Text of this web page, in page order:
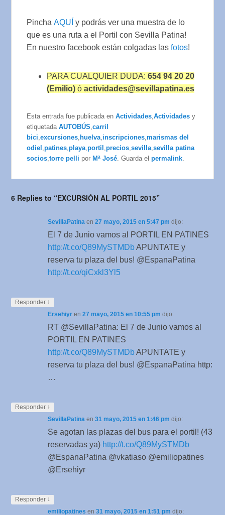
PinchaAQUÍy podrás ver una muestra de lo
que es una ruta a el Portil con Sevilla Patina!
En nuestro facebook están colgadas lasfotos!
PARA CUALQUIER DUDA:654 94 20 20
(Emilio) óactividades@sevillapatina.es
Esta entrada fue publicada enActividades,Actividades y
etiquetadaAUTOBÚS,carril
bici,excursiones, huelva,inscripciones,marismas del
odiel ,patines,playa,portil ,precios,sevilla,sevilla patina
socios,torre pelli por Mª José. Guarda elpermalink.
6 Replies to “EXCURSIÓN AL PORTIL 2015”
SevillaPatinaen 27 mayo, 2015 en 5:47 pm dijo:
El 7 de Junio vamos al PORTIL EN PATINES
http://t.co/Q89MySTMDbAPUNTATE y
reserva tu plaza del bus! @EspanaPatina
http://t.co/qiCxkl3Yl5
Responder ↓
Ersehiyren 27 mayo, 2015 en 10:55 pm dijo:
RT @SevillaPatina: El 7 de Junio vamos al
PORTIL EN PATINES
http://t.co/Q89MySTMDbAPUNTATE y
reserva tu plaza del bus! @EspanaPatina http:
…
Responder ↓
SevillaPatinaen 31 mayo, 2015 en 1:46 pm dijo:
Se agotan las plazas del bus para el portil! (43
reservadas ya) http://t.co/Q89MySTMDb
@EspanaPatina @vkatiaso @emiliopatines
@Ersehiyr
Responder ↓
emiliopatines en 31 mayo, 2015 en 1:51 pm dijo: